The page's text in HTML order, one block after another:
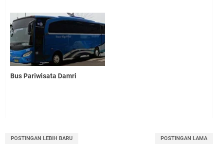
Bus Pariwisata Damri
POSTINGAN LEBIH BARU POSTINGAN LAMA